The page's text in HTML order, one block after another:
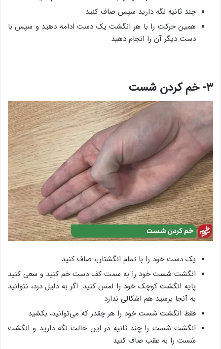
چند ثانیه نگه دارید سپس صاف کنید
همین حرکت را با هر انگشت یک دست ادامه دهید و سپس با
دست دیگر آن را انجام دهید
۳- خم کردن شست
یک دست خود را با تمام انگشتان، صاف کنید
انگشت شست خود را به سمت کف دست خم کنید و سعی کنید
پایه انگشت کوچک خود را لمس کنید. اگر به دلیل درد، نتوانید
به آنجا برسید هم اشکالی ندارد
فقط انگشت شست خود را هر چقدر که می‌توانید، بکشید
انگشت شست را چند ثانیه در این حالت نگه دارید و انگشت
شست را به عقب صاف کنید